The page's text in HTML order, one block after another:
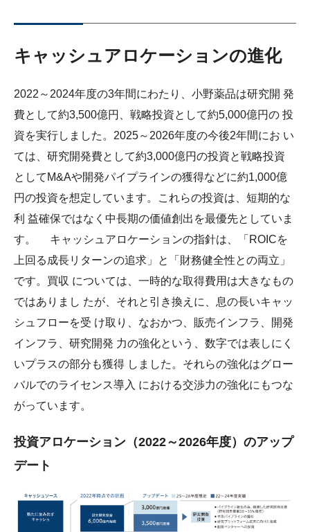
キャッシュアロケーションの進化
2022～2024年度の3年間にわたり、小野薬品は研究開 発
費として約3,500億円、戦略投資として約5,000億円の 投
資を実行しました。2025～2026年度の今後2年間にお い
ては、研究開発費として約3,000億円の投資と戦略投資
としてM&Aや開発パイプラインの獲得などに約1,000億
円の投資を想定しています。これらの投資は、短期的な
利 益確保ではなく中長期の価値創出を最優先としていま
す。 キャッシュアロケーションの指針は、「ROICを
上回る成長リターンの追求」と「財務健全性との両立」
です。買収 については、一時的な取得費用は大きなもの
ではありまし たが、それと引き換えに、息の長いキャッ
シュフローを受 け取り、なおかつ、販売インフラ、開発
インフラ、研究開発 力の強化という、数字では表しにく
いプラスの部分も獲得 しました。それらの強化はグロー
バルでのライセンス導入 における交渉力の強化にもつな
がっています。
投資アロケーション（2022～2026年度）のアップ
デート